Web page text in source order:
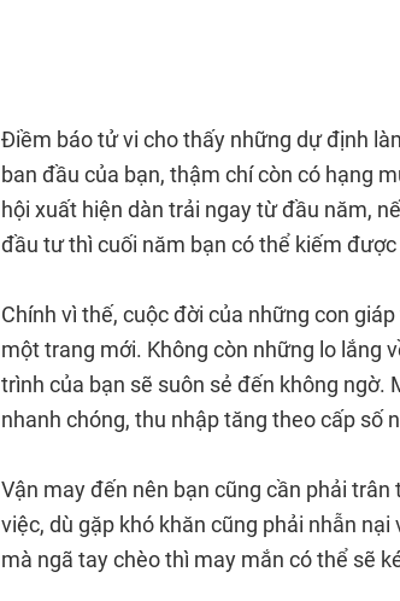
Điềm báo tử vi cho thấy những dự định
ban đầu của bạn, thậm chí còn có hạng
hội xuất hiện dàn trải ngay từ đầu năm,
đầu tư thì cuối năm bạn có thể kiếm
Chính vì thế, cuộc đời của những con
một trang mới. Không còn những lo lắng
trình của bạn sẽ suôn sẻ đến không ngờ.
nhanh chóng, thu nhập tăng theo cấp số
Vận may đến nên bạn cũng cần phải
việc, dù gặp khó khăn cũng phải nhẫn
mà ngã tay chèo thì may mắn có thể sẽ